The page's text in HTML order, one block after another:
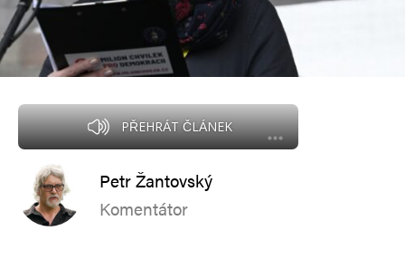
PŘEHRÁT ČLÁNEK
Petr Žantovský
Komentátor